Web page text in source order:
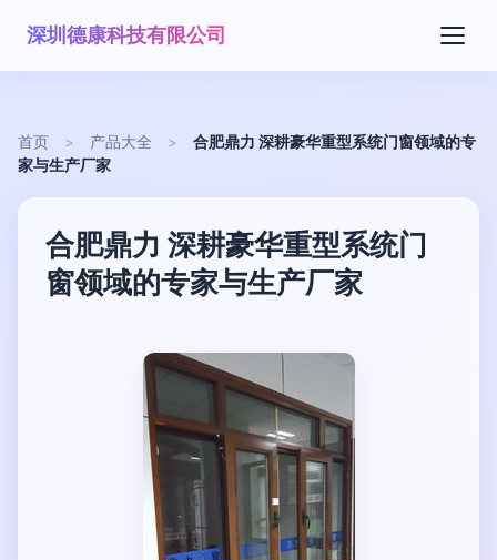
深圳德康科技有限公司
首页 > 产品大全 >
合肥鼎力 深耕豪华重型系统门窗领域的专
家与生产厂家
合肥鼎力 深耕豪华重型系统门
窗领域的专家与生产厂家